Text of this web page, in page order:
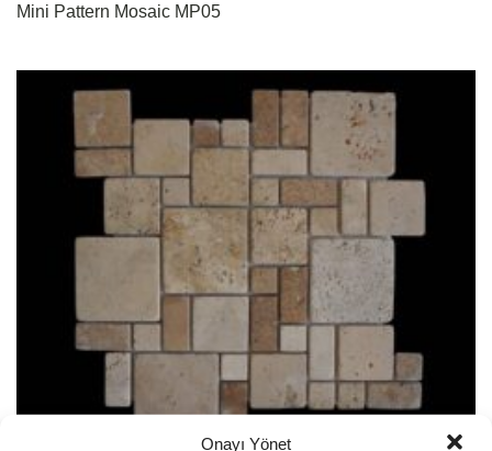
Onayı Yönet
Mini Pattern Mosaic MP05